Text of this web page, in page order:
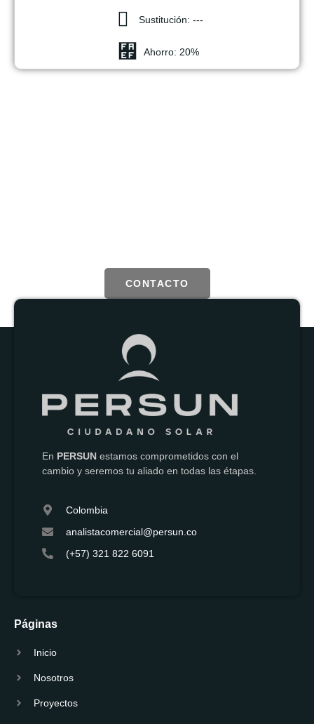
Sustitución: ---
Ahorro: 20%
CONTACTO
En PERSUN estamos comprometidos con el
cambio y seremos tu aliado en todas las étapas.
Colombia
analistacomercial@persun.co
(+57) 321 822 6091
Páginas
Inicio
Nosotros
Proyectos